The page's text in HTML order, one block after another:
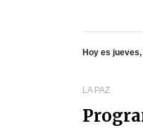
Hoy es
LA PAZ